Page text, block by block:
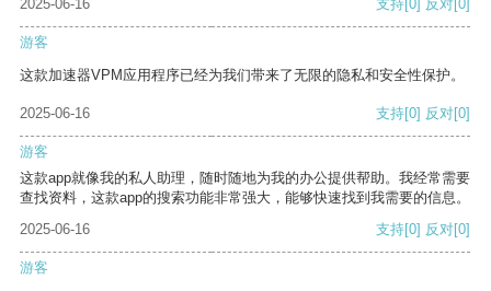
2025-06-16 支持[0] 反对[0]
游客
这款加速器VPM应用程序已经为我们带来了无限的隐私和安全性保护。
2025-06-16 支持[0] 反对[0]
游客
这款app就像我的私人助理，随时随地为我的办公提供帮助。我经常需要
查找资料，这款app的搜索功能非常强大，能够快速找到我需要的信息。
2025-06-16
支持[0] 反对[0]
游客